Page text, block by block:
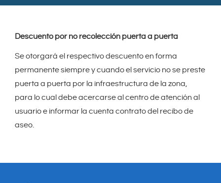
Descuento por no recolección puerta a puerta
Se otorgará el respectivo descuento en forma
permanente siempre y cuando el servicio no se preste
puerta a puerta por la infraestructura de la zona,
para lo cual debe acercarse al centro de atención al
usuario e informar la cuenta contrato del recibo de
aseo.